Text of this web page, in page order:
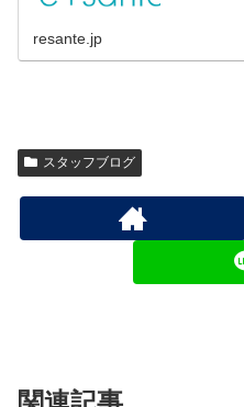
resante.jp
スタッフブログ